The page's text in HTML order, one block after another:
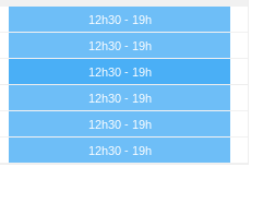
12h30 - 19h
12h30 - 19h
12h30 - 19h
12h30 - 19h
12h30 - 19h
12h30 - 19h